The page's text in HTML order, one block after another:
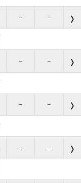
– –
– –
– –
– –